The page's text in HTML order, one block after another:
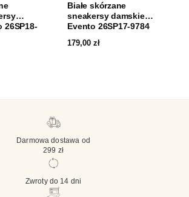
26SP18-
Białe skórzane
sneakersy damskie
Evento 26SP17-9784
179,00zł
Darmowa dostawa od
299 zł
Zwroty do 14 dni